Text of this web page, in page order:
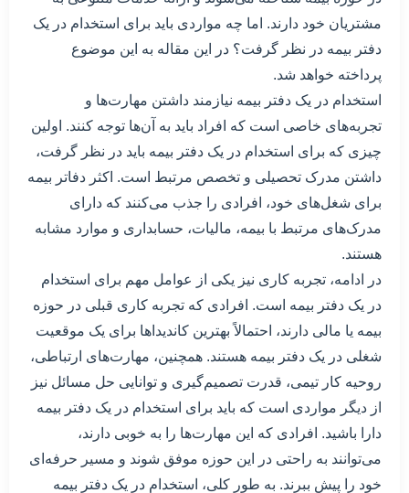
مشتریان خود دارند. اما چه مواردی باید برای استخدام در یک
دفتر بیمه در نظر گرفت؟ در این مقاله به این موضوع
پرداخته خواهد شد.
استخدام در یک دفتر بیمه نیازمند داشتن مهارت‌ها و
تجربه‌های خاصی است که افراد باید به آن‌ها توجه کنند. اولین
چیزی که برای استخدام در یک دفتر بیمه باید در نظر گرفت،
داشتن مدرک تحصیلی و تخصص مرتبط است. اکثر دفاتر بیمه
برای شغل‌های خود، افرادی را جذب می‌کنند که دارای
مدرک‌های مرتبط با بیمه، مالیات، حسابداری و موارد مشابه
هستند.
در ادامه، تجربه کاری نیز یکی از عوامل مهم برای استخدام
در یک دفتر بیمه است. افرادی که تجربه کاری قبلی در حوزه
بیمه یا مالی دارند، احتمالاً بهترین کاندیداها برای یک موقعیت
شغلی در یک دفتر بیمه هستند. همچنین، مهارت‌های ارتباطی،
روحیه کار تیمی، قدرت تصمیم‌گیری و توانایی حل مسائل نیز
از دیگر مواردی است که باید برای استخدام در یک دفتر بیمه
دارا باشید. افرادی که این مهارت‌ها را به خوبی دارند،
می‌توانند به راحتی در این حوزه موفق شوند و مسیر حرفه‌ای
خود را پیش ببرند. به طور کلی، استخدام در یک دفتر بیمه